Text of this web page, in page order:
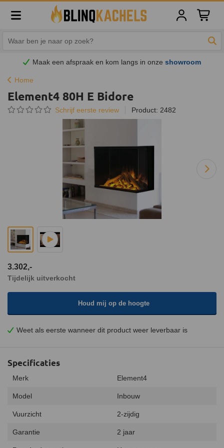
Maak een afspraak en kom langs in onzeshowroom
Home
Element4 80H E Bidore
Schrijf eerste review Product: 2482
3.302,-
Tijdelijk uitverkocht
Houd mij op de hoogte
Weet als eerste wanneer dit product weer leverbaar is
Specificaties
Merk Element4
Model Inbouw
Vuurzicht 2-zijdig
Garantie 2 jaar